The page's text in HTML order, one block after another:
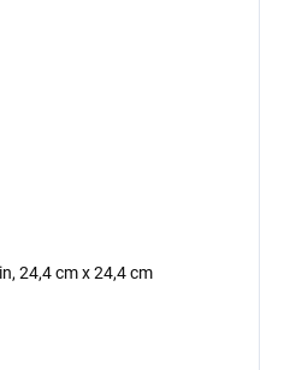
24,4 cm x 24,4 cm